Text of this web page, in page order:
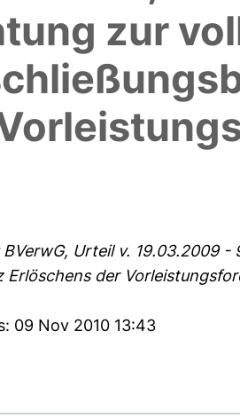
zur
Urteil v. 19.03.2009
der
09 Nov 2010 13:43